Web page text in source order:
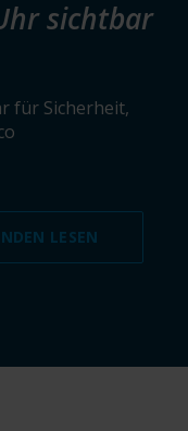
sichtbar
für Sicherheit,
LESEN